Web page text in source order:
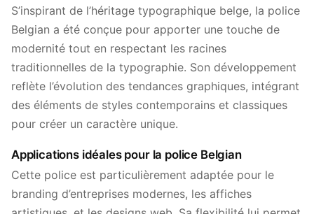
S’inspirant de l’héritage typographique belge, la police
Belgian a été conçue pour apporter une touche de
modernité tout en respectant les racines
traditionnelles de la typographie. Son développement
reflète l’évolution des tendances graphiques, intégrant
des éléments de styles contemporains et classiques
pour créer un caractère unique.
Applications idéales pour la police Belgian
Cette police est particulièrement adaptée pour le
branding d’entreprises modernes, les affiches